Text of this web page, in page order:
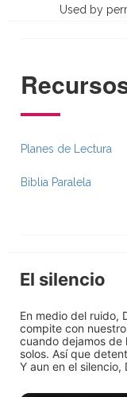
Used by
Planes de Lectura
Biblia Paralela
El silencio
En medio del ruido,
compite con
cuando dejamos de
solos. Así que
Y aun en el silencio,